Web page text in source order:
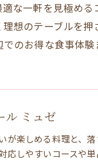
な一軒を見極め
想のテーブルを
のお得な食事体
ル ミュゼ
が楽しめる料理と、
応しやすいコースや